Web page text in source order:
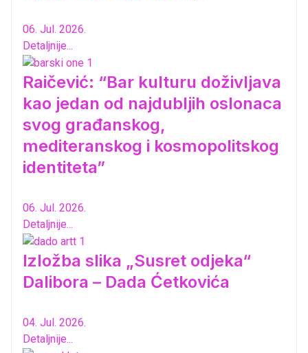
06. Jul. 2026.
Detaljnije...
Raičević: “Bar kulturu doživljava
kao jedan od najdubljih oslonaca
svog građanskog,
mediteranskog i kosmopolitskog
identiteta”
06. Jul. 2026.
Detaljnije...
Izložba slika „Susret odjeka“
Dalibora – Dada Ćetkovića
04. Jul. 2026.
Detaljnije...